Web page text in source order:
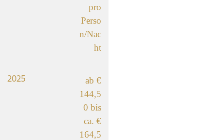
pro
Perso
n/Nac
ht
2025
ab €
144,5
0 bis
ca. €
164,5